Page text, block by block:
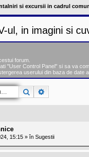
si excursii in cadrul
ul, in imagini si
forum.
"User Control Panel" si sa va
userului din baza de date a
Căutare
15:15 » în Sugestii